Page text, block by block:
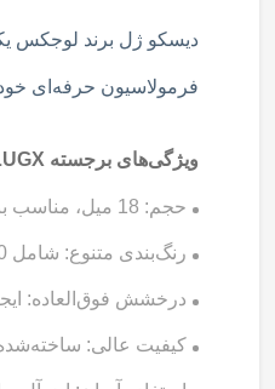
فرمولاسیون حرفه‌ای
ویژگی‌های برجسته LUGX :
حجم: 18 میل، مناسب برای استفاده طولانی‌مدت.
رنگ‌بندی متنوع: شامل 10 رنگ جذاب برای تمامی سلیقه‌ها.
درخشش فوق‌العاده:
کیفیت عالی: ساخته‌شده